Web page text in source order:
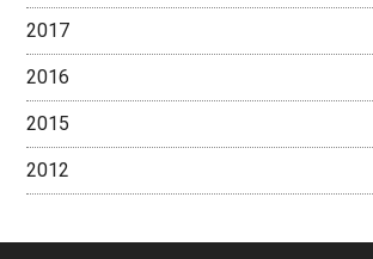
2017
2016
2015
2012